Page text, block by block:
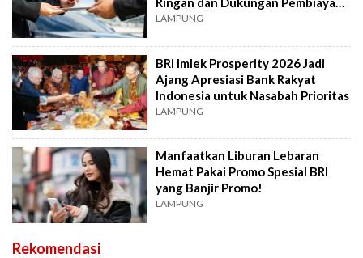
EV
LAMPUNG
BRI Imlek Prosperity 2026 Jadi
Ajang Apresiasi Bank Rakyat
Indonesia untuk Nasabah Prioritas
LAMPUNG
Manfaatkan Liburan Lebaran
Hemat Pakai Promo Spesial BRI
yang Banjir Promo!
LAMPUNG
Rekomendasi